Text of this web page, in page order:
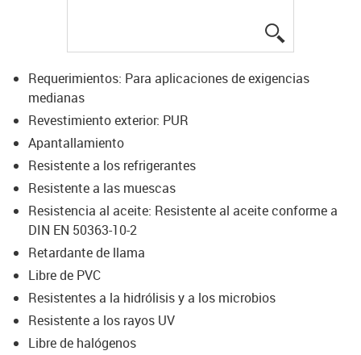
Requerimientos: Para aplicaciones de exigencias
medianas
Revestimiento exterior: PUR
Apantallamiento
Resistente a los refrigerantes
Resistente a las muescas
Resistencia al aceite: Resistente al aceite conforme a
DIN EN 50363-10-2
Retardante de llama
Libre de PVC
Resistentes a la hidrólisis y a los microbios
Resistente a los rayos UV
Libre de halógenos